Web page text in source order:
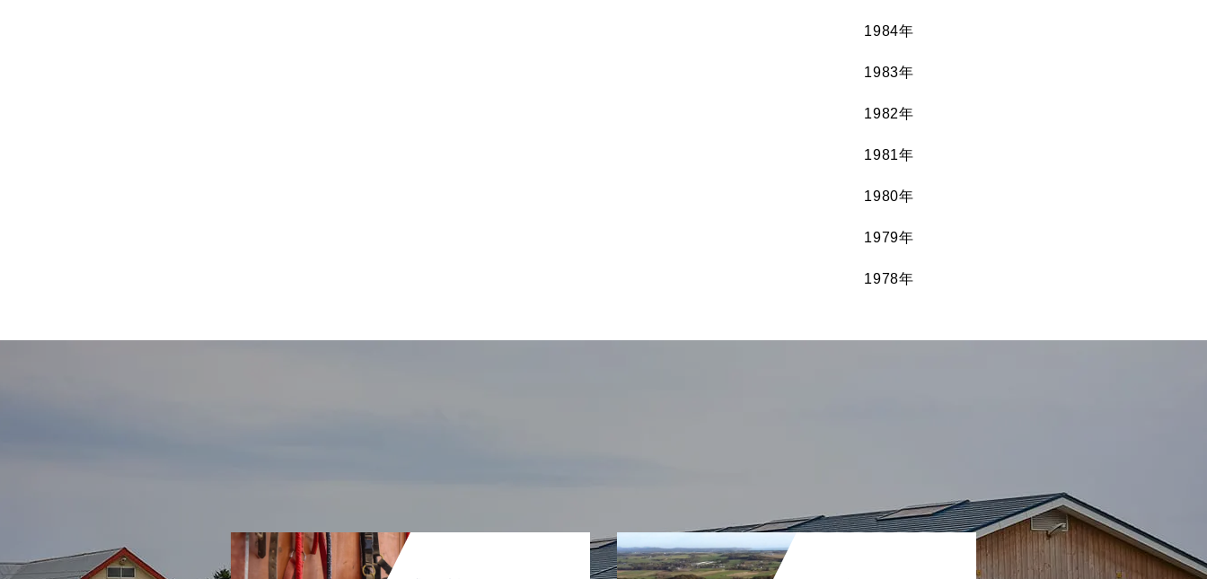
1984年
1983年
1982年
1981年
1980年
1979年
1978年